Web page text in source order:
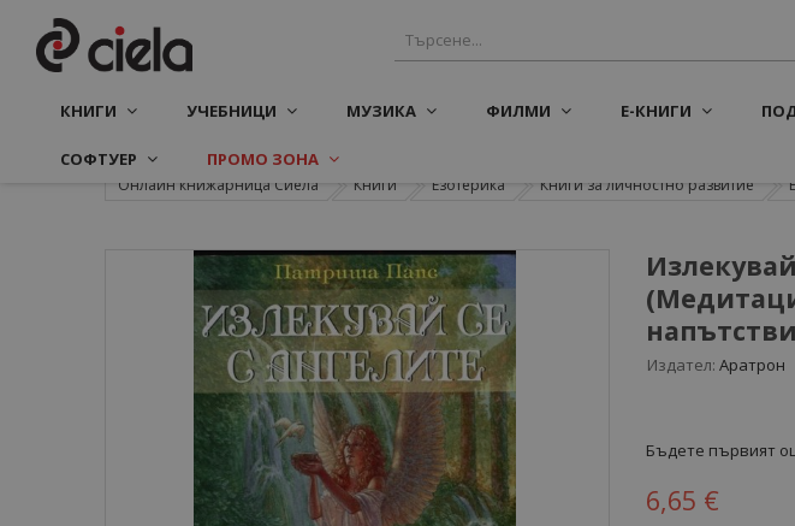
КНИГИ УЧЕБНИЦИ МУЗИКА ФИЛМИ Е-КНИГИ
СОФТУЕР ПРОМО ЗОНА
Онлайн книжарница Сиела Книги Езотерика Книги за личностно развитие
Издател: Аратрон
Бъдете първият
6,65 €